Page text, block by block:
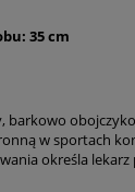
35 cm
barkowo
w sportach
określa